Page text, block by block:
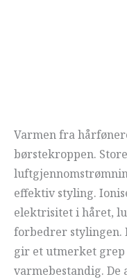
Varmen fra
børstekroppen.
effektiv styling.
elektrisitet i håret,
forbedrer stylingen.
gir et utmerket
varmebestandig. De